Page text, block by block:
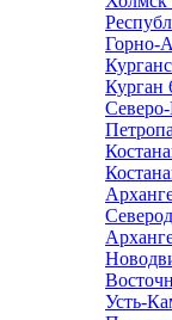
Горно-
Курган
Северо-
Усть-